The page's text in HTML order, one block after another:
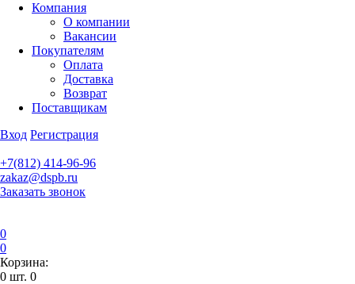
Компания
О компании
Вакансии
Покупателям
Оплата
Доставка
Возврат
Поставщикам
Вход Регистрация
+7(812) 414-96-96
zakaz@dspb.ru
Заказать звонок
0
0
Корзина:
0 шт. 0